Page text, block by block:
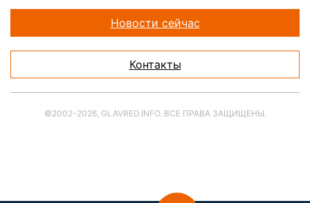
Новости сейчас
Контакты
©2002-2026, GLAVRED.INFO. ВСЕ ПРАВА ЗАЩИЩЕНЫ.